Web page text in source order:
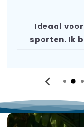
Ideaal
sporten. Ik